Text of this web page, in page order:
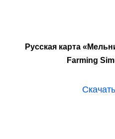
Русская карта
Farming